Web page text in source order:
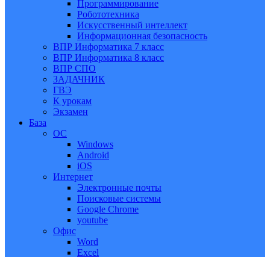
Программирование
Робототехника
Искусственный интеллект
Информационная безопасность
ВПР Информатика 7 класс
ВПР Информатика 8 класс
ВПР СПО
ЗАДАЧНИК
ГВЭ
К урокам
Экзамен
База
ОС
Windows
Android
iOS
Интернет
Электронные почты
Поисковые системы
Google Chrome
youtube
Офис
Word
Excel